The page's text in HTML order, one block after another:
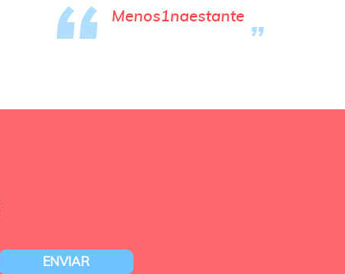
Menos1naestante